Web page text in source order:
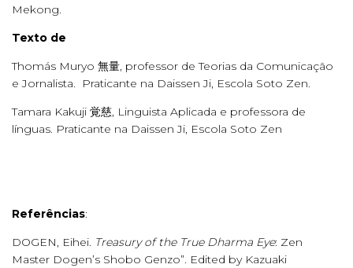
Mekong.
Texto de
Thomás Muryo 無量, professor de Teorias da Comunicação
e Jornalista. Praticante na Daissen Ji, Escola Soto Zen.
Tamara Kakuji 覚慈, Linguista Aplicada e professora de
línguas. Praticante na Daissen Ji, Escola Soto Zen
Referências:
DOGEN, Eihei. Treasury of the True Dharma Eye: Zen
Master Dogen’s Shobo Genzo”. Edited by Kazuaki